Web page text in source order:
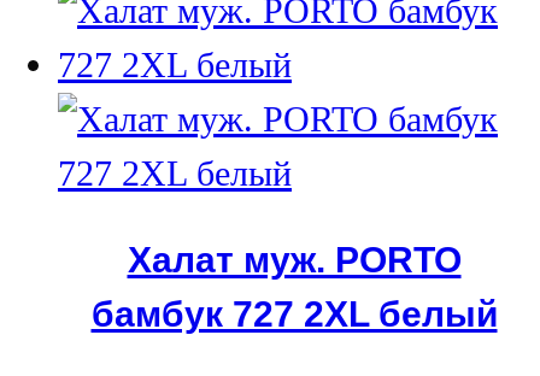
Халат муж. PORTO
бамбук 727 2XL белый